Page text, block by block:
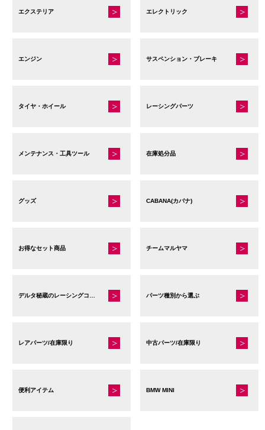
エクステリア エレクトリック
エンジン サスペンション・ブレーキ
タイヤ・ホイール レーシングパーツ
メンテナンス・工具ツール 在庫処分品
グッズ CABANA(カバナ)
お得なセット商品 チームマルヤマ
パーツ種別から選ぶ
レアパーツ/在庫限り 中古パーツ/在庫限り
便利アイテム BMW MINI